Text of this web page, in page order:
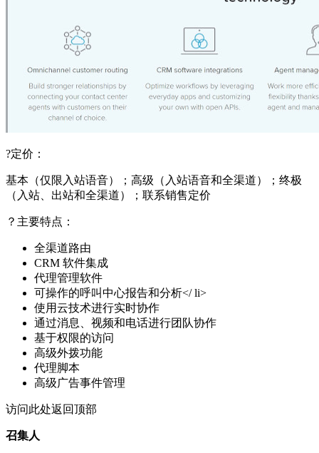
?定价：
基本（仅限入站语音）；高级（入站语音和全渠道）；终极
（入站、出站和全渠道）；联系销售定价
？主要特点：
全渠道路由
CRM 软件集成
代理管理软件
可操作的呼叫中心报告和分析</ li>
使用云技术进行实时协作
通过消息、视频和电话进行团队协作
基于权限的访问
高级外拨功能
代理脚本
高级广告事件管理
访问此处返回顶部
召集人